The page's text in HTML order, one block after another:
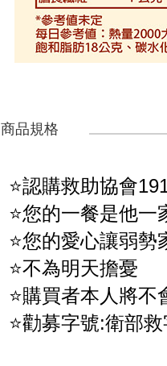
商品規格
⭐認購救助協會
⭐您的一餐是他一
⭐您的愛心讓弱勢
⭐不為明天擔憂
⭐購買者本人將不
⭐勸募字號:衛部